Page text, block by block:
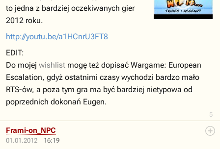
5
to jedna z bardziej oczekiwanych gier
2012 roku.
http://youtu.be/a1HCnrU3FT8
EDIT:
Do mojej wishlist mogę też dopisać Wargame: European
Escalation, gdyż ostatnimi czasy wychodzi bardzo mało
RTS-ów, a poza tym gra ma być bardziej nietypowa od
poprzednich dokonań Eugen.
01.01.2012 16:19
Frami-on_NPC